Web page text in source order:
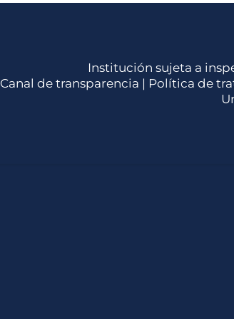
Institución sujeta a
Canal de transparencia | Política de